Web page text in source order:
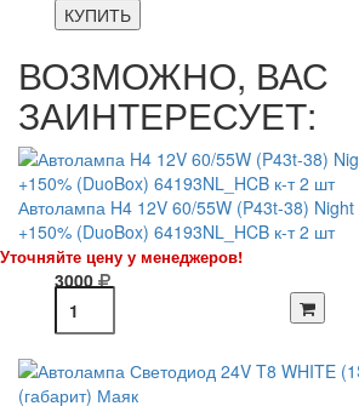
КУПИТЬ
ВОЗМОЖНО, ВАС
ЗАИНТЕРЕСУЕТ:
Автолампа H4 12V 60/55W (P43t-38)
+150% (DuoBox) 64193NL_HCB к-т 2 шт
Уточняйте цену у менеджеров!
3000